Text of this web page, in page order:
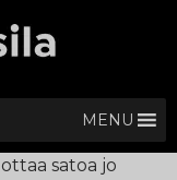
MENU
satoa jo